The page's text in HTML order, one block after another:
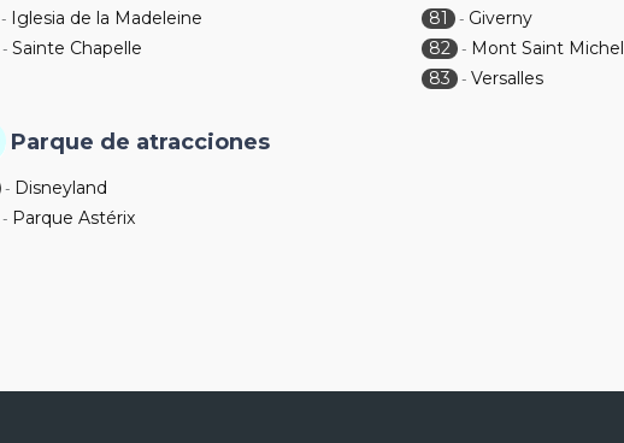
- Iglesia de la Madeleine
-Sainte Chapelle
81
- Giverny
82 - Mont Saint Michel
83
-Versalles
Parque de atracciones
- Disneyland
- Parque Astérix